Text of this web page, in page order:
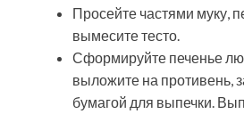
Просейте частями муку,
вымесите тесто.
Сформируйте печенье
выложите на противень,
бумагой для выпечки.